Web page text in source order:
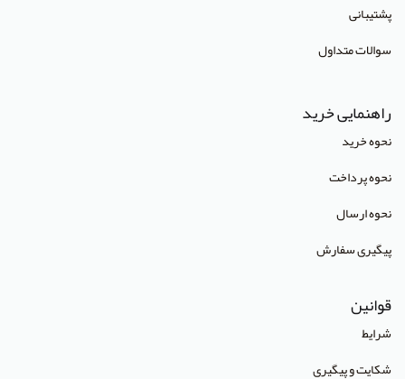
انتشارات جهاد دانشگاهی تهران
انتشارات پژوهشگاه علوم و فنون هسته ای
پشتیبانی
سوالات متداول
راهنمایی خرید
نحوه خرید
نحوه پرداخت
نحوه ارسال
پیگیری سفارش
قوانین
شرایط
شکایت و پیگیری